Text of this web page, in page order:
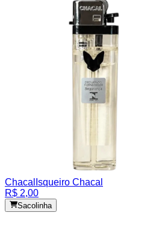
Chacal Isqueiro Chacal
R$ 2,00
Sacolinha